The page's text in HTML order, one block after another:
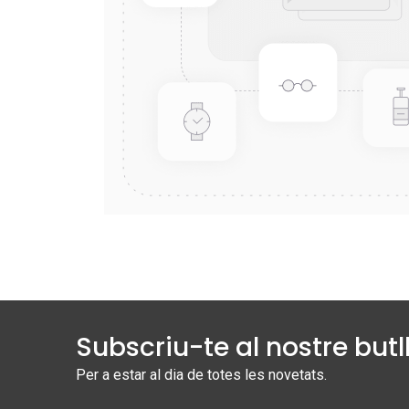
Subscriu-te al nostre
Per a estar al dia de totes les novetats.